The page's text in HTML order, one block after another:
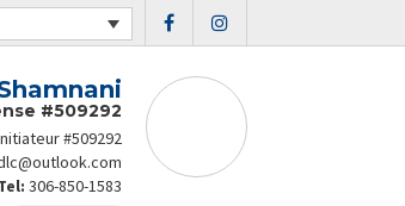
#509292
#509292
306-850-1583